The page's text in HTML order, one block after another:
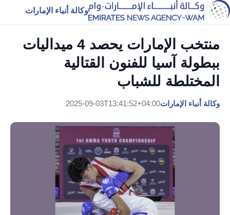
وكالة أنباء الإمارات
منتخب الإمارات يحصد 4 ميداليات
ببطولة آسيا للفنون القتالية
المختلطة للشباب
وكالة أنباء الإمارات2025-09-03T13:41:52+04:00